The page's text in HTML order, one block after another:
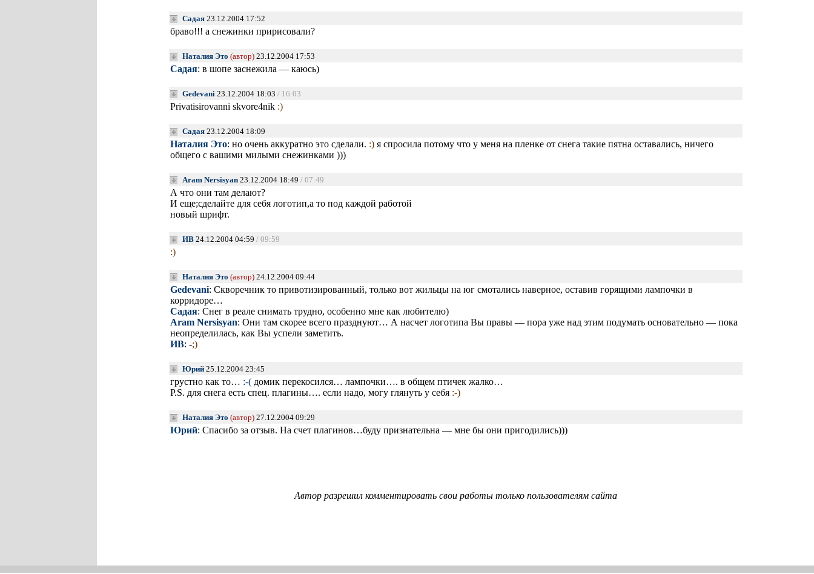
Садая23.12.2004 17:52
браво!!! а снежинки пририсовали?
Наталия Это (автор)23.12.2004 17:53
Садая: в шопе заснежила — каюсь)
Gedevani23.12.2004 18:03 / 16:03
Privatisirovanni skvore4nik :)
Садая23.12.2004 18:09
Наталия Это: но очень аккуратно это сделали. :)я спросила потому что у меня на пленке от снега такие пятна оставались, ничего
общего с вашими милыми снежинками )))
Aram Nersisyan23.12.2004 18:49 / 07:49
А что они там делают?
И еще;сделайте для себя логотип,а то под каждой работой
новый шрифт.
ИВ24.12.2004 04:59 / 09:59
:)
Наталия Это (автор)24.12.2004 09:44
Gedevani: Скворечник то привотизированный, только вот жильцы на юг смотались наверное, оставив горящими лампочки в
корридоре…
Садая: Снег в реале снимать трудно, особенно мне как любителю)
Aram Nersisyan: Они там скорее всего празднуют… А насчет логотипа Вы правы — пора уже над этим подумать основательно — пока
неопределилась, как Вы успели заметить.
ИВ: -;)
Юрий25.12.2004 23:45
грустно как то… :-(домик перекосился… лампочки…. в общем птичек жалко…
P.S. для снега есть спец. плагины…. если надо, могу глянуть у себя :-)
Наталия Это (автор)27.12.2004 09:29
Юрий: Спасибо за отзыв. На счет плагинов…буду признательна — мне бы они пригодились)))
Автор разрешил комментировать свои работы только пользователям сайта